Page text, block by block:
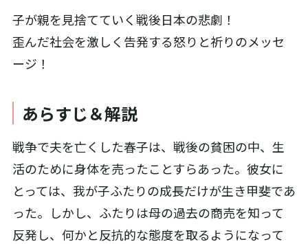
子が親を見捨てていく戦後日本の悲劇！
歪んだ社会を激しく告発する怒りと祈りのメッセ
ージ！
あらすじ＆解説
戦争で夫を亡くした春子は、戦後の貧困の中、生
活のために身体を売ったことすらあった。彼女に
とっては、我が子ふたりの成長だけが生き甲斐であ
った。しかし、ふたりは母の過去の商売を知って
反発し、何かと反抗的な態度を取るようになって